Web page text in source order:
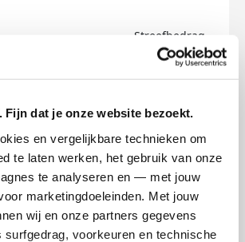
Fijn dat je onze website bezoekt.
en vergelijkbare technieken om
te laten werken, het gebruik van onze
te analyseren en — met jouw
marketingdoeleinden. Met jouw
wij en onze partners gegevens
voorkeuren en technische
Streefbedrag
€500
badges